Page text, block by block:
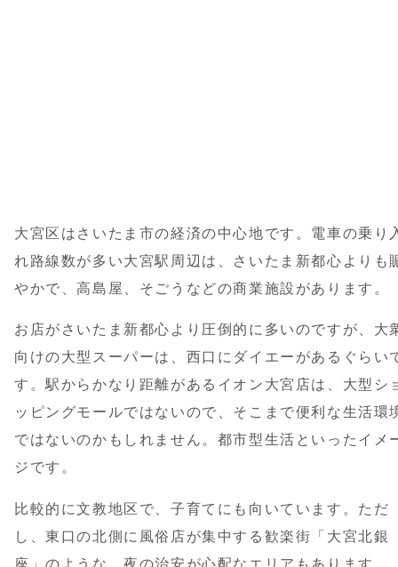
大宮区はさいたま市の経済の中心地です。電車の乗り
れ路線数が多い大宮駅周辺は、さいたま新都心よりも
やかで、高島屋、そごうなどの商業施設があります。
お店がさいたま新都心より圧倒的に多いのですが、大
向けの大型スーパーは、西口にダイエーがあるぐらい
す。駅からかなり距離があるイオン大宮店は、大型シ
ッピングモールではないので、そこまで便利な生活環
ではないのかもしれません。都市型生活といったイメ
ジです。
比較的に文教地区で、子育てにも向いています。ただ
し、東口の北側に風俗店が集中する歓楽街「大宮北銀
座」のような、夜の治安が心配なエリアもあります。